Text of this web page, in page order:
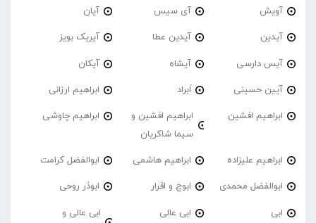
آویش آی سیس آیان
آیدین آیدین عطا آیریک بویز
آیس دارسی آیشاه آیکان
آیین حسینی اَبراد ابراهیم ارزانی
ابراهیم افشین
ابراهیم افشین و
سیما شاکریان
ابراهیم چاوشی
ابراهیم علیزاده ابراهیم هاشمی ابوالفضل کرامت
ابوالفضل محمدی ابوچ و اقرار ابوذر روحی
ابی ابی عالی
ابی عالی و